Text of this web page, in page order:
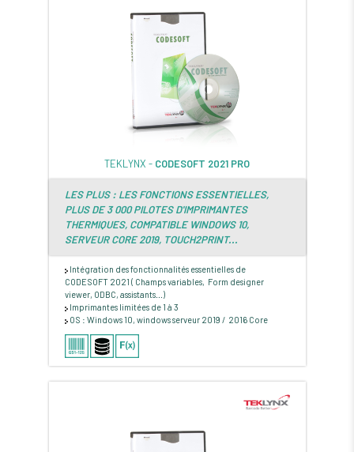
TEKLYNX - CODESOFT 2021 PRO
LES PLUS : LES FONCTIONS ESSENTIELLES,
PLUS DE 3 000 PILOTES D'IMPRIMANTES
THERMIQUES, COMPATIBLE WINDOWS 10,
SERVEUR CORE 2019, TOUCH2PRINT...
Intégration des fonctionnalités essentielles de
CODESOFT 2021 ( Champs variables, Form designer
viewer, ODBC, assistants...)
Imprimantes limitées de 1 à 3
OS : Windows 10, windows serveur 2019 / 2016 Core